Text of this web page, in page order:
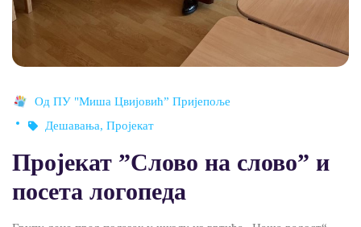
Од ПУ "Миша Цвијовић” Пријепоље
Дешавања, Пројекат
Пројекат ”Слово на слово” и
посета логопеда